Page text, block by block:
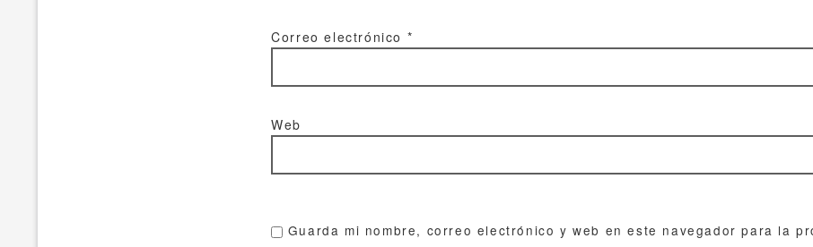
Correo electrónico *
Web
Guarda mi nombre, correo electrónico y web en este navegador para la